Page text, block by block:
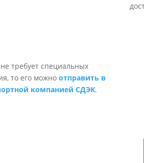
требует специальных
то его можно отправить в
компанией СДЭК.